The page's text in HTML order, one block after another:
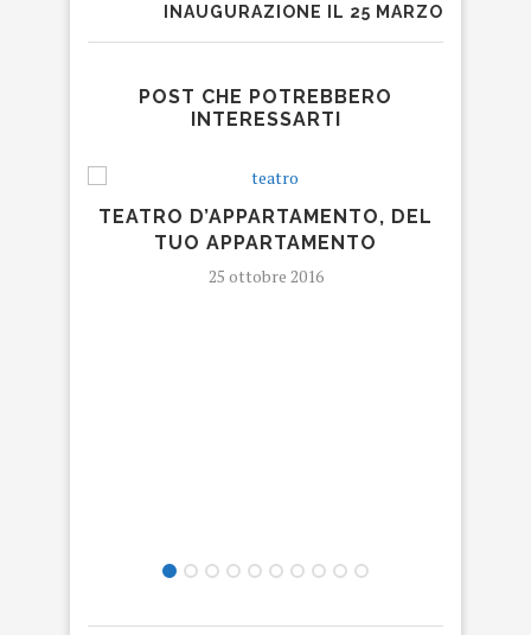
INAUGURAZIONE IL 25 MARZO
POST CHE POTREBBERO
INTERESSARTI
TEATRO D’APPARTAMENTO, DEL
TUO APPARTAMENTO
25 ottobre 2016